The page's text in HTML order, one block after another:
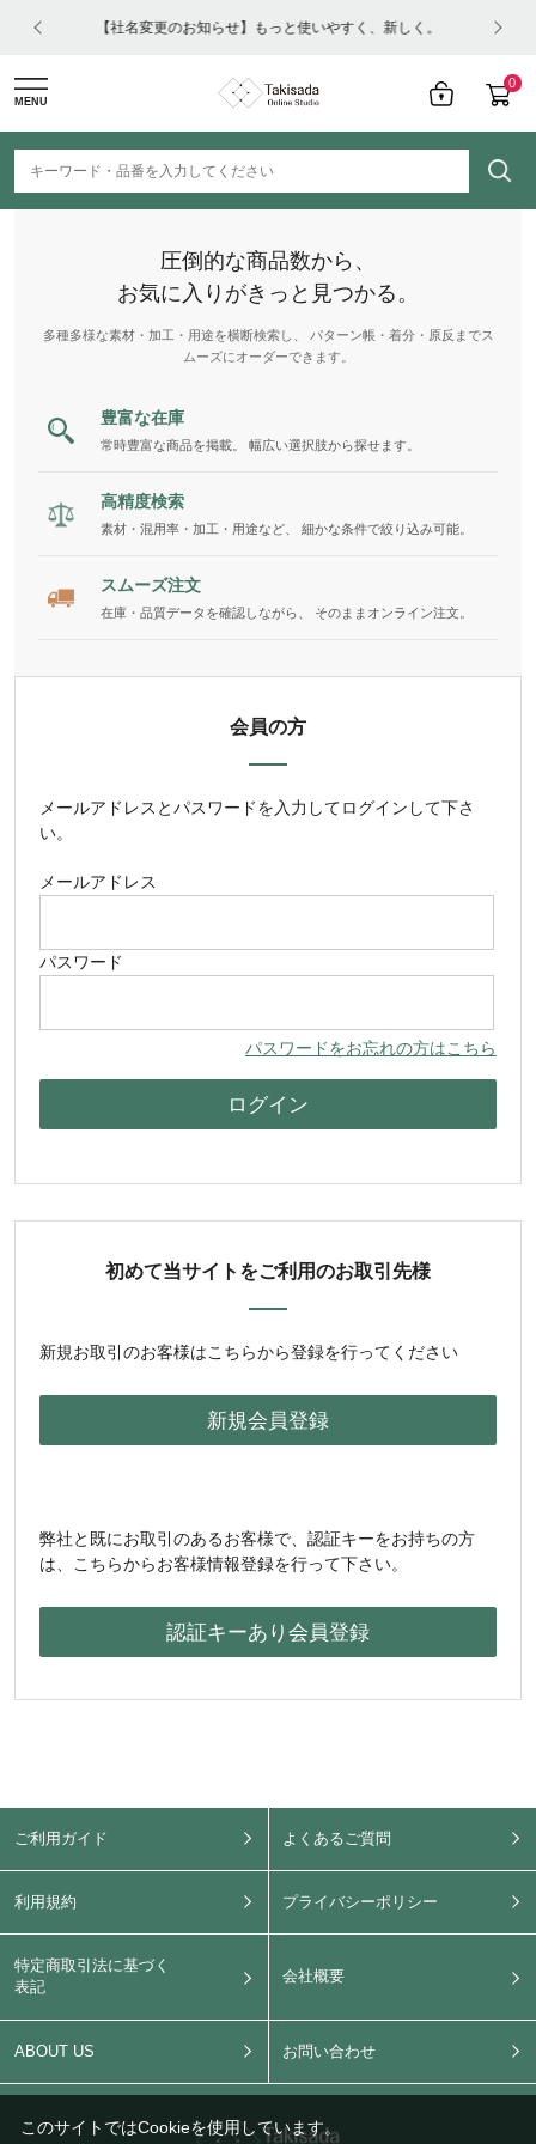
【社名変更のお知らせ】もっと使いやすく、新しく。
0
MENU
圧倒的な商品数から、
お気に入りがきっと見つかる。
多種多様な素材・加工・用途を横断検索し、 パターン帳・着分・原反までス
ムーズにオーダーできます。
豊富な在庫
常時豊富な商品を掲載。 幅広い選択肢から探せます。
高精度検索
素材・混用率・加工・用途など、 細かな条件で絞り込み可能。
スムーズ注文
在庫・品質データを確認しながら、 そのままオンライン注文。
会員の方
メールアドレス とパスワードを入力してログインして下さ
い。
メールアドレス
パスワード
パスワードをお忘れの方はこちら
初めて当サイトをご利用のお取引先様
新規お取引のお客様はこちらから登録を行ってください
弊社と既にお取引のあるお客様で、認証キーをお持ちの方
は、こちらからお客様情報登録を行って下さい。
ご利用ガイド よくあるご質問
利用規約 プライバシーポリシー
特定商取引法に基づく
表記
会社概要
ABOUT US お問い合わせ
このサイトではCookieを使用しています。